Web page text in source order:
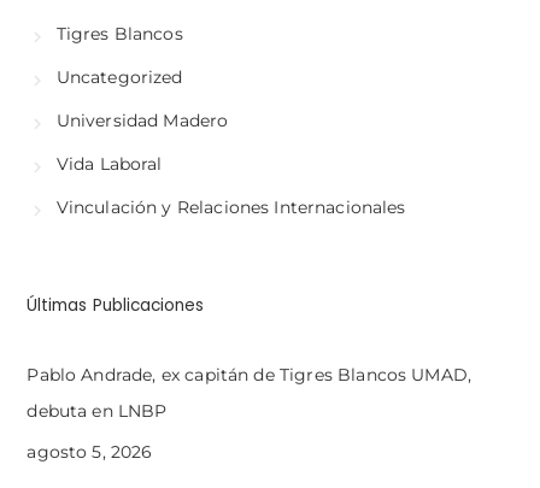
Tigres Blancos
Uncategorized
Universidad Madero
Vida Laboral
Vinculación y Relaciones Internacionales
Últimas Publicaciones
Pablo Andrade, ex capitán de Tigres Blancos UMAD,
debuta en LNBP
agosto 5, 2026